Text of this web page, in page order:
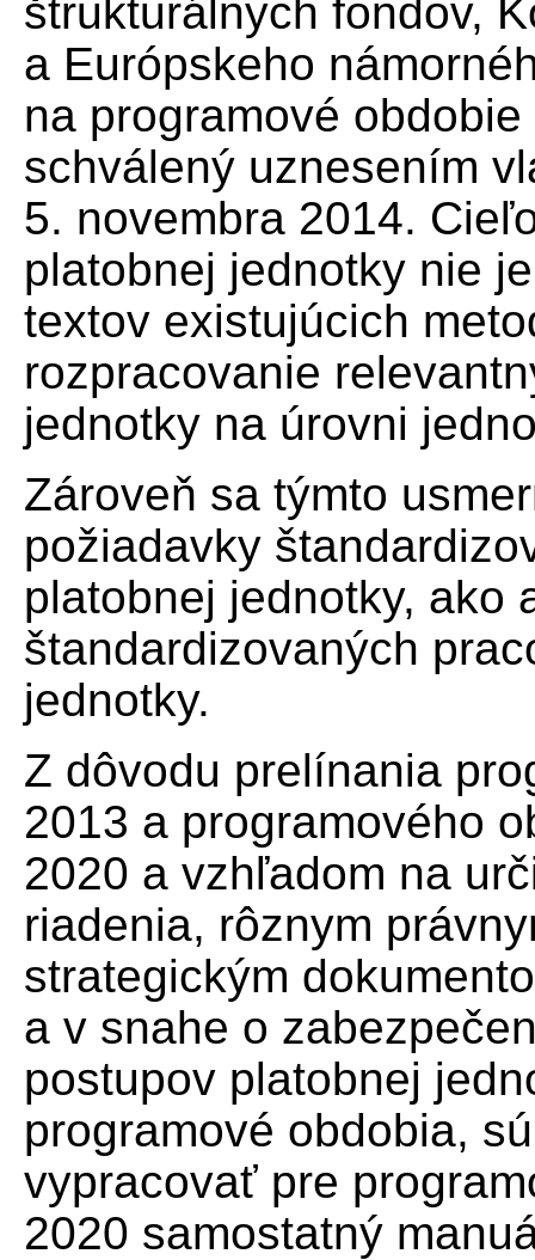
štrukturálnych fondov,
a Európskeho
na programové
schválený uznesením
5. novembra 2014.
platobnej jednotky nie
textov existujúcich
rozpracovanie
jednotky na úrovni
Zároveň sa týmto
požiadavky
platobnej jednotky, ako
štandardizovaných
jednotky.
Z dôvodu prelínania
2013 a programového
2020 a vzhľadom na
riadenia, rôznym
strategickým
a v snahe o
postupov platobnej
programové obdobia,
vypracovať pre
2020 samostatný